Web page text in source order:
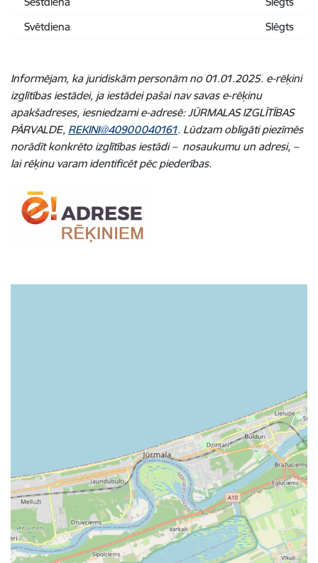
Svētdiena
Slēgts
Informējam, ka juridiskām personām no 01.01.2025. e-rēķini
izglītības iestādei, ja iestādei pašai nav savas e-rēķinu
apakšadreses, iesniedzami e-adresē: JŪRMALAS IZGLĪTĪBAS
PĀRVALDE, REKINI@40900040161. Lūdzam obligāti piezīmēs
norādīt konkrēto izglītības iestādi – nosaukumu un adresi, –
lai rēķinu varam identificēt pēc piederības.